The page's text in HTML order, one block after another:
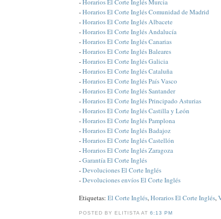
-Horarios El Corte Inglés Murcia
-Horarios El Corte Inglés Comunidad de Madrid
-Horarios El Corte Inglés Albacete
-Horarios El Corte Inglés Andalucía
-Horarios El Corte Inglés Canarias
-Horarios El Corte Inglés Baleares
-Horarios El Corte Inglés Galicia
-Horarios El Corte Inglés Cataluña
-Horarios El Corte Inglés País Vasco
-Horarios El Corte Inglés Santander
-Horarios El Corte Inglés Principado Asturias
-Horarios El Corte Inglés Castilla y León
-Horarios El Corte Inglés Pamplona
-Horarios El Corte Inglés Badajoz
-Horarios El Corte Inglés Castellón
-Horarios El Corte Inglés Zaragoza
-Garantía El Corte Inglés
-Devoluciones El Corte Inglés
-Devoluciones envíos El Corte Inglés
Etiquetas: El Corte Inglés,Horarios El Corte Inglés,
POSTED BY ELITISTA AT6:13 PM